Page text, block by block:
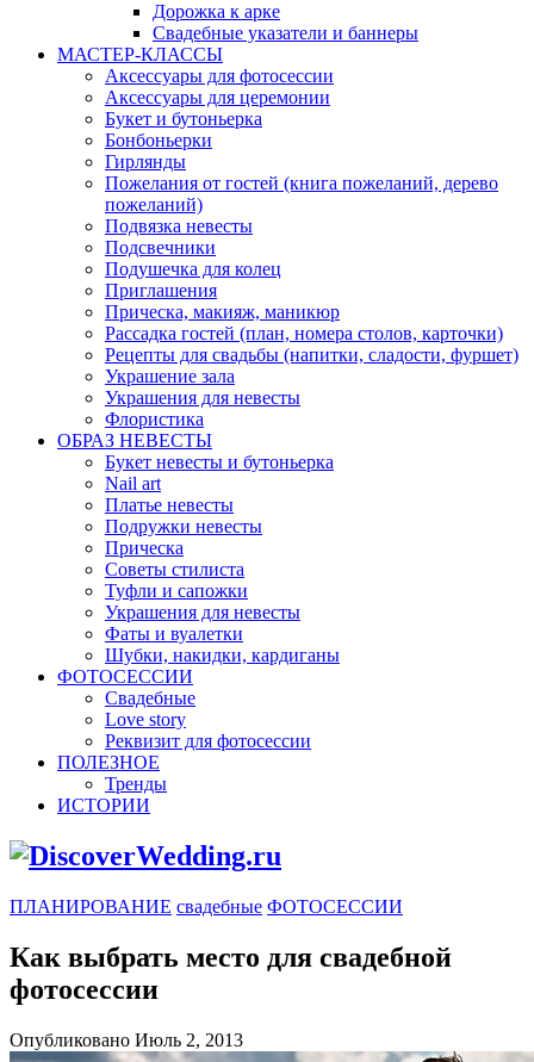
Дорожка к арке
Свадебные указатели и баннеры
МАСТЕР-КЛАССЫ
Аксессуары для фотосессии
Аксессуары для церемонии
Букет и бутоньерка
Бонбоньерки
Гирлянды
Пожелания от гостей (книга пожеланий, дерево
пожеланий)
Подвязка невесты
Подсвечники
Подушечка для колец
Приглашения
Прическа, макияж, маникюр
Рассадка гостей (план, номера столов, карточки)
Рецепты для свадьбы (напитки, сладости, фуршет)
Украшение зала
Украшения для невесты
Флористика
ОБРАЗ НЕВЕСТЫ
Букет невесты и бутоньерка
Nail art
Платье невесты
Подружки невесты
Прическа
Советы стилиста
Туфли и сапожки
Украшения для невесты
Фаты и вуалетки
Шубки, накидки, кардиганы
ФОТОСЕССИИ
Свадебные
Love story
Реквизит для фотосессии
ПОЛЕЗНОЕ
Тренды
ИСТОРИИ
ПЛАНИРОВАНИЕ свадебные ФОТОСЕССИИ
Как выбрать место для свадебной
фотосессии
Опубликовано Июль 2, 2013